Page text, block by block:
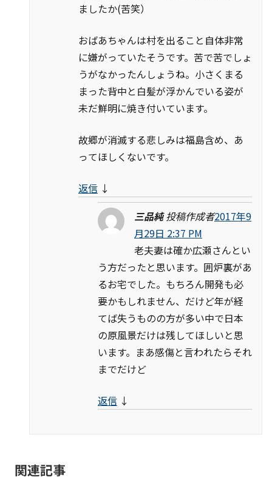
ましたか(苦笑）
おばあちゃんは村を出ること自体非常
に嫌がっていたそうです。苦で苦でしょ
うがなかったんしょうね。小さくまる
まった背中と白髪が浮かんでいる姿が
未だ鮮明に焼き付いています。
故郷が消滅する悲しみは福島含め、あ
ってほしくないです。
返信 ↓
三品純 投稿作成者2017年9
月29日 2:37 PM
老夫妻は確か広瀬さんとい
う方だったと思います。囲炉裏があ
るお宅でした。もちろん開発も必
要かもしれません、だけど年が経
てば失うものの方が多い中で日本
の原風景だけは残してほしいと思
います。まあ感傷と言われたらそれ
までだけど
返信 ↓
関連記事